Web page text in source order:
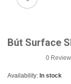
🔍
Bút Surface
0
Availability: In stock